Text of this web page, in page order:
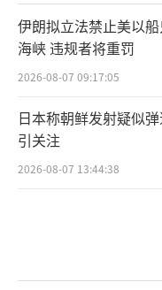
朗普一把就加到
横的怕愣的
那我就玩命。
这也是特朗
国的国力为武器
伊朗拟立法禁止美以
海峡 违规者将重罚
2026-08-07 09:17:05
日本称朝鲜发射疑似
引关注
2026-08-07 13:44:38